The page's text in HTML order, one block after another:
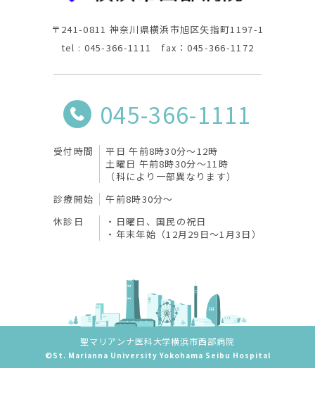
〒241-0811 神奈川県横浜市旭区矢指町1197-1
tel : 045-366-1111 fax：045-366-1172
045-366-1111
受付時間
平日 午前8時30分〜12時
土曜日 午前8時30分〜11時
（科により一部異なります）
診療開始
午前8時30分〜
休診日
日曜日、国民の祝日
年末年始（12月29日～1月3日）
聖マリアンナ医科大学横浜市西部病院
©St. Marianna University Yokohama Seibu Hospital